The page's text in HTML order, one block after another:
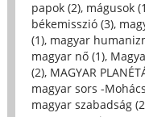
papok (2), mágusok
békemisszió (3),
(1), magyar
magyar nő (1),
(2), MAGYAR
magyar sors -
magyar szabadság